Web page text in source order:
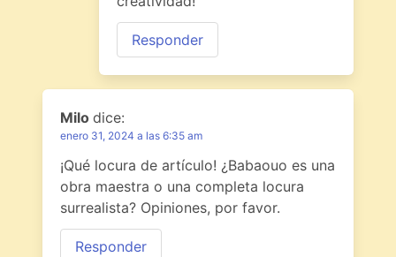
Responder
Milo dice:
enero 31, 2024 a las 6:35 am
¡Qué locura de artículo! ¿Babaouo es una
obra maestra o una completa locura
surrealista? Opiniones, por favor.
Responder